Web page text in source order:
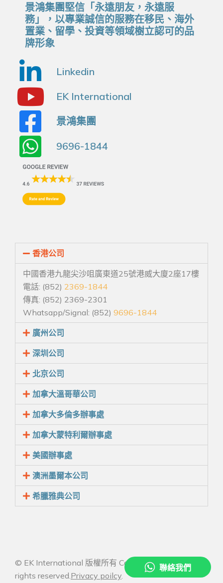
景鴻集團堅信「永遠朋友，永遠服
務」，以專業誠信的服務在移民、海外
置業、留學、投資等領域樹立認可的品
牌形象
Linkedin
EK International
景鴻集團
9696-1844
香港公司
中國香港九龍尖沙咀廣東道25號港威大廈2座17樓
電話: (852) 2369-1844
傳真: (852) 2369-2301
Whatsapp/Signal: (852) 9696-1844
廣州公司
深圳公司
北京公司
加拿大溫哥華公司
加拿大多倫多辦事處
加拿大蒙特利爾辦事處
美國辦事處
澳洲墨爾本公司
希臘雅典公司
© EK International 版權所有 Copyright 2026 All
rights reserved. Privacy poilcy